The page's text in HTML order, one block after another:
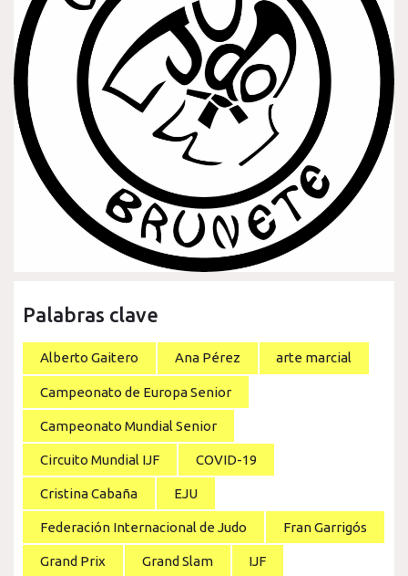
Palabras clave
Alberto Gaitero Ana Pérez arte marcial
Campeonato de Europa Senior
Campeonato Mundial Senior
Circuito Mundial IJF COVID-19
Cristina Cabaña EJU
Federación Internacional de Judo Fran Garrigós
Grand Prix Grand Slam IJF